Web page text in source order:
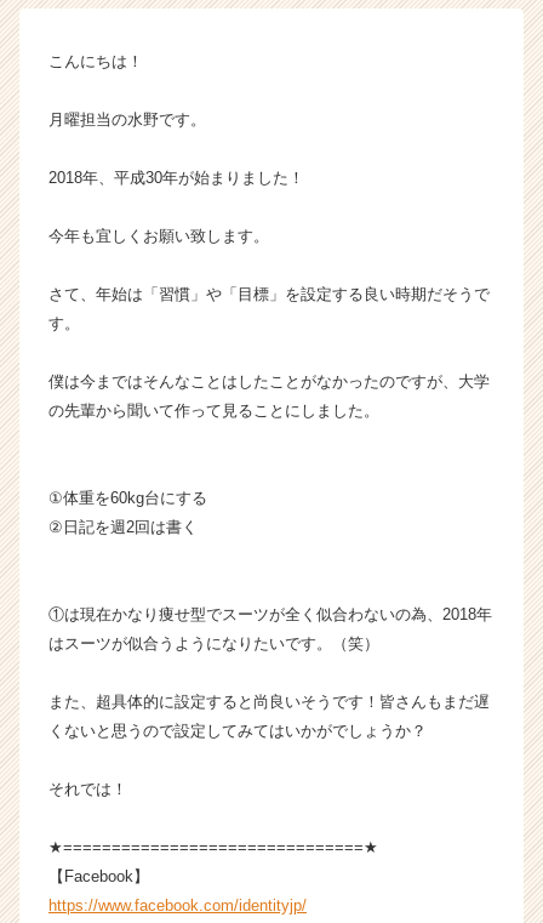
成
カ
ト
届
サ
イ
ア
（C
h
e
r
e
こんにちは！
月曜担当の水野です。
2018年、平成30年が始まりました！
今年も宜しくお願い致します。
さて、年始は「習慣」や「目標」を設定する良い時期だそうで
す。
僕は今まではそんなことはしたことがなかったのですが、大学
の先輩から聞いて作って見ることにしました。
①体重を60kg台にする
②日記を週2回は書く
①は現在かなり痩せ型でスーツが全く似合わないの為、2018年
はスーツが似合うようになりたいです。（笑）
また、超具体的に設定すると尚良いそうです！皆さんもまだ遅
くないと思うので設定してみてはいかがでしょうか？
それでは！
★===============================★
【Facebook】
https://www.facebook.com/identityjp/